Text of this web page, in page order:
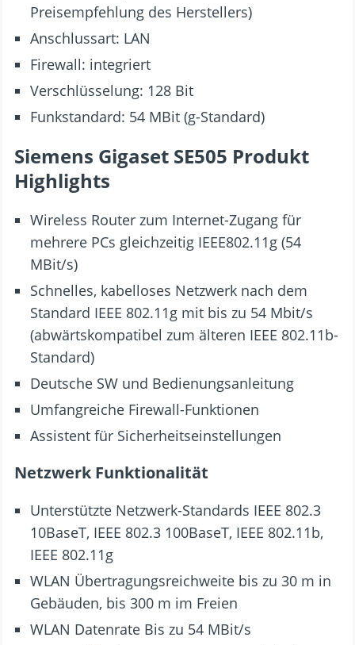
Preisempfehlung des Herstellers)
Anschlussart: LAN
Firewall: integriert
Verschlüsselung: 128 Bit
Funkstandard: 54 MBit (g-Standard)
Siemens Gigaset SE505 Produkt
Highlights
Wireless Router zum Internet-Zugang für
mehrere PCs gleichzeitig IEEE802.11g (54
MBit/s)
Schnelles, kabelloses Netzwerk nach dem
Standard IEEE 802.11g mit bis zu 54 Mbit/s
(abwärtskompatibel zum älteren IEEE 802.11b-
Standard)
Deutsche SW und Bedienungsanleitung
Umfangreiche Firewall-Funktionen
Assistent für Sicherheitseinstellungen
Netzwerk Funktionalität
Unterstützte Netzwerk-Standards IEEE 802.3
10BaseT, IEEE 802.3 100BaseT, IEEE 802.11b,
IEEE 802.11g
WLAN Übertragungsreichweite bis zu 30 m in
Gebäuden, bis 300 m im Freien
WLAN Datenrate Bis zu 54 MBit/s